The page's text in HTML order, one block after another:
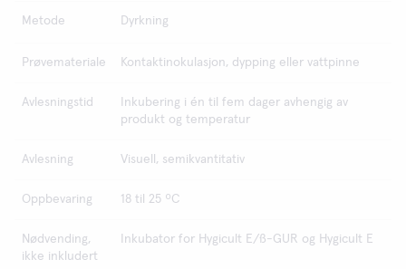
Metode Dyrkning
Prøvemateriale Kontaktinokulasjon, dypping eller vattpinne
Avlesningstid
Inkubering i én til fem dager avhengig av
produkt og temperatur
Avlesning Visuell, semikvantitativ
Oppbevaring 18 til 25 ºC
Nødvending,
ikke inkludert
Inkubator for Hygicult E/ß-GUR og Hygicult E